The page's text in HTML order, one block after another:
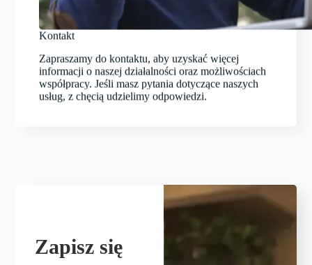
Kontakt
Zapraszamy do kontaktu, aby uzyskać więcej
informacji o naszej działalności oraz możliwościach
współpracy. Jeśli masz pytania dotyczące naszych
usług, z chęcią udzielimy odpowiedzi.
Zapisz się